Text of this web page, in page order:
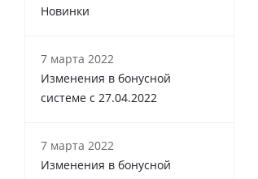
Новинки
7 марта 2022
Изменения в бонусной
системе с 27.04.2022
7 марта 2022
Изменения в бонусной